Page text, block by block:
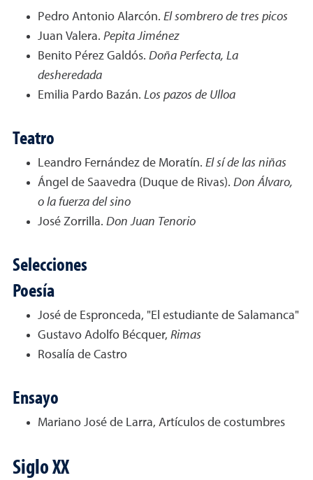
Pedro Antonio Alarcón. El sombrero de tres picos
Juan Valera. Pepita Jiménez
Benito Pérez Galdós. Doña Perfecta, La
desheredada
Emilia Pardo Bazán. Los pazos de Ulloa
Teatro
Leandro Fernández de Moratín. El sí de las niñas
Ángel de Saavedra (Duque de Rivas). Don Álvaro,
o la fuerza del sino
José Zorrilla. Don Juan Tenorio
Selecciones
Poesía
José de Espronceda, "El estudiante de Salamanca"
Gustavo Adolfo Bécquer, Rimas
Rosalía de Castro
Ensayo
Mariano José de Larra, Artículos de costumbres
Siglo XX